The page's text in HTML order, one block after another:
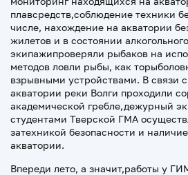
плавсредств,соблюдение техники
числе, нахождение на акватории
жилетов и в состоянии
экипажипроверяли рыбаков на
методов ловли рыбы, как
взрывными устройствами. В связи
акватории реки Волги проходили
академической гребле,дежурный
студентами Тверской ГМА
затехникой безопасности и
акватории.
Впереди лето, а значит,работы у